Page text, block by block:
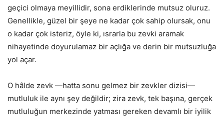
geçici olmaya meyillidir, sona erdiklerinde mutsuz oluruz.
Genellikle, güzel bir şeye ne kadar çok sahip olursak, onu
o kadar çok isteriz, öyle ki, ısrarla bu zevki aramak
nihayetinde doyurulamaz bir açlığa ve derin bir mutsuzluğa
yol açar.
O hâlde zevk —hatta sonu gelmez bir zevkler dizisi—
mutluluk ile aynı şey değildir; zira zevk, tek başına, gerçek
mutluluğun merkezinde yatması gereken devamlı bir iyilik